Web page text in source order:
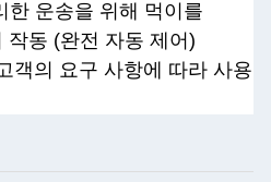
한 운송을 위해 먹이를
작동 (완전 자동 제어)
객의 요구 사항에 따라 사용